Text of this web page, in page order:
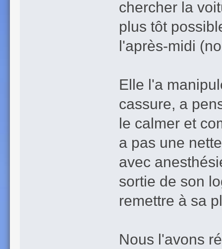
chercher la
plus tôt
l'après-midi
Elle l'a
cassure, a
le calmer et
a pas une
avec
sortie de son
remettre à sa
Nous l'avons